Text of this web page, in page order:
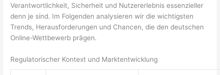
Verantwortlichkeit, Sicherheit und Nutzererlebnis essenzieller
denn je sind. Im Folgenden analysieren wir die wichtigsten
Trends, Herausforderungen und Chancen, die den deutschen
Online-Wettbewerb prägen.
Regulatorischer Kontext und Marktentwicklung